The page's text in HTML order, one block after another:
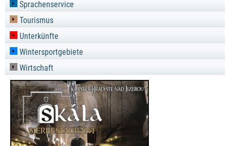
Sprachenservice
Tourismus
Unterkünfte
Wintersportgebiete
Wirtschaft